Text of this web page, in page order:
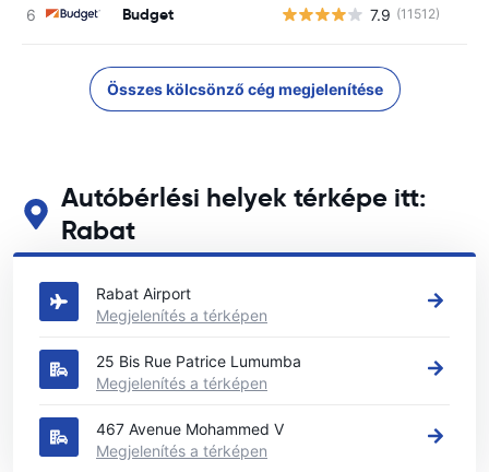
Budget 7.9 (11512)
Összes kölcsönző cég megjelenítése
Autóbérlési helyek térképe itt:
Rabat
Tekintse meg fő autóbérlési helyeinket itt: Rabat
Rabat Airport
Megjelenítés a térképen
25 Bis Rue Patrice Lumumba
Megjelenítés a térképen
467 Avenue Mohammed V
Megjelenítés a térképen